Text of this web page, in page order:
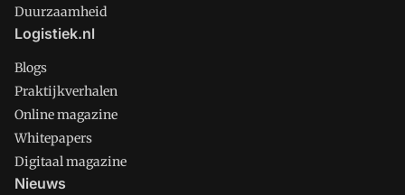
Duurzaamheid
Logistiek.nl
Blogs
Praktijkverhalen
Online magazine
Whitepapers
Digitaal magazine
Nieuws